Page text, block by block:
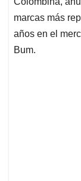
A
p
p
o
o
k
marcas más
años en el
Bum.